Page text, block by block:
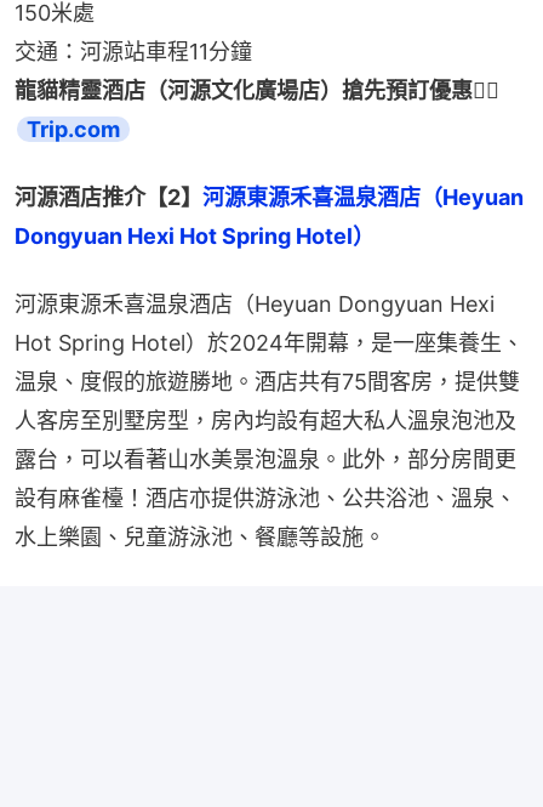
150米處
交通：河源站車程11分鐘
Trip.com
河源酒店推介【2】 河源東源禾喜温泉酒店（Heyuan
Dongyuan Hexi Hot Spring Hotel）
河源東源禾喜温泉酒店（Heyuan Dongyuan Hexi
Hot Spring Hotel）於2024年開幕，是一座集養生、
温泉、度假的旅遊勝地。酒店共有75間客房，提供雙
人客房至別墅房型，房內均設有超大私人溫泉泡池及
露台，可以看著山水美景泡溫泉。此外，部分房間更
設有麻雀檯！酒店亦提供游泳池、公共浴池、溫泉、
水上樂園、兒童游泳池、餐廳等設施。